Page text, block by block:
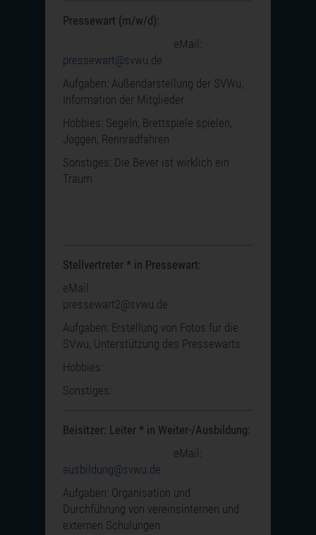
Pressewart (m/w/d):
eMail:
pressewart@svwu.de
Aufgaben: Außendarstellung der SVWu,
Information der Mitglieder
Hobbies: Segeln, Brettspiele spielen,
Joggen, Rennradfahren
Sonstiges: Die Bever ist wirklich ein
Traum
Stellvertreter * in Pressewart:
eMail:
pressewart2@svwu.de
Aufgaben: Erstellung von Fotos für die
SVwu, Unterstützung des Pressewarts
Hobbies:
Sonstiges:
Beisitzer: Leiter * in Weiter-/Ausbildung:
eMail:
ausbildung@svwu.de
Aufgaben: Organisation und
Durchführung von vereinsinternen und
externen Schulungen